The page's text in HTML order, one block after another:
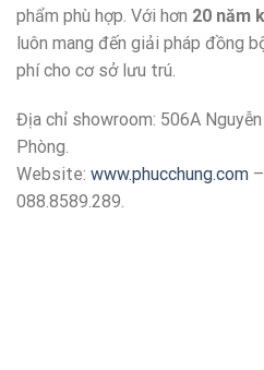
phẩm phù hợp. Với hơn 20 năm
luôn mang đến giải pháp đồng
phí cho cơ sở lưu trú.
Địa chỉ showroom: 506A
Phòng.
Website: www.phucchung.com
088.8589.289.